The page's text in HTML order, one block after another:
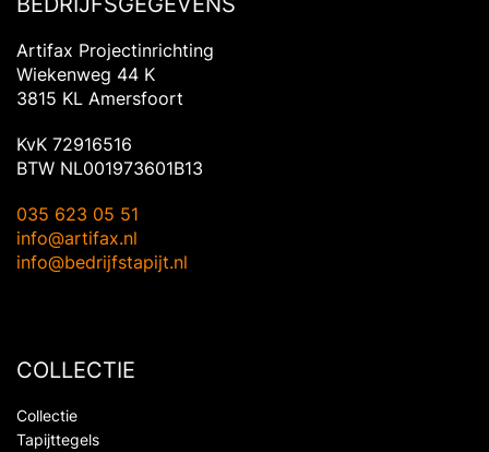
Artifax Projectinrichting
Wiekenweg 44 K
3815 KL Amersfoort
KvK 72916516
BTW NL001973601B13
035 623 05 51
info@artifax.nl
info@bedrijfstapijt.nl
COLLECTIE
Collectie
Tapijttegels